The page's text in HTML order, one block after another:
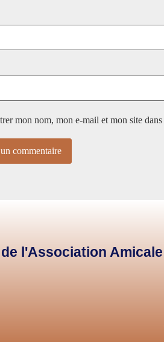
mon nom, mon e-mail et mon site
l'Association